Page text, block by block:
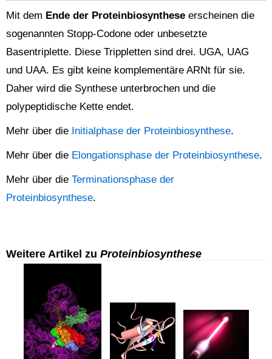
Mit dem Ende der Proteinbiosynthese erscheinen die
sogenannten Stopp-Codone oder unbesetzte
Basentriplette. Diese Trippletten sind drei. UGA, UAG
und UAA. Es gibt keine komplementäre ARNt für sie.
Daher wird die Synthese unterbrochen und die
polypeptidische Kette endet.
Mehr über die Initialphase der Proteinbiosynthese.
Mehr über die Elongationsphase der Proteinbiosynthese.
Mehr über die Terminationsphase der
Proteinbiosynthese.
Weitere Artikel zu Proteinbiosynthese